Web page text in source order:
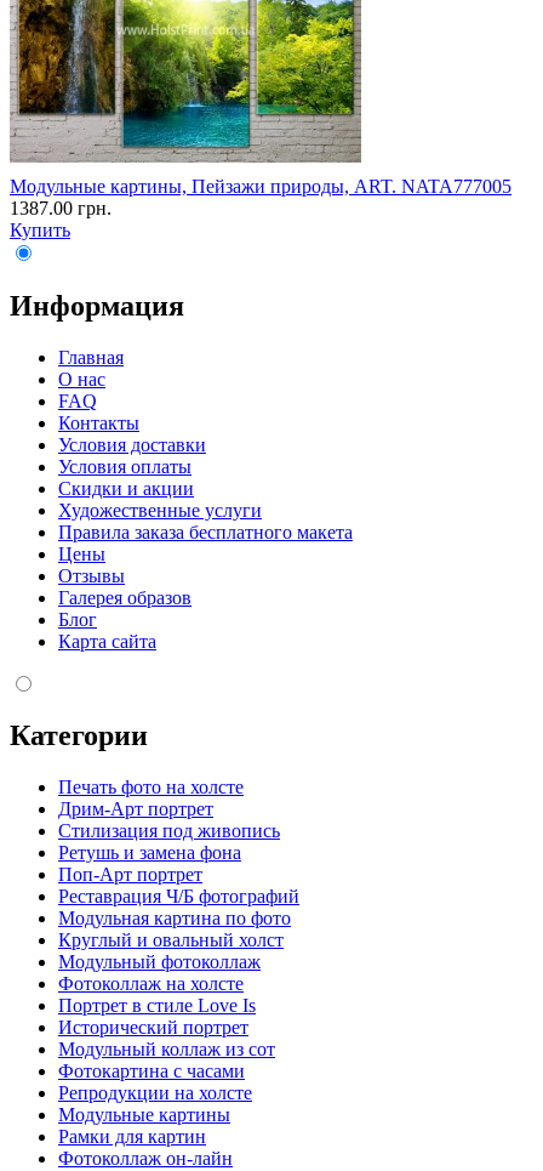
Модульные картины, Пейзажи природы, ART. NATA777005
1387.00 грн.
Купить
Информация
Главная
О нас
FAQ
Контакты
Условия доставки
Условия оплаты
Скидки и акции
Художественные услуги
Правила заказа бесплатного макета
Цены
Отзывы
Галерея образов
Блог
Карта сайта
Категории
Печать фото на холсте
Дрим-Арт портрет
Стилизация под живопись
Ретушь и замена фона
Поп-Арт портрет
Реставрация Ч/Б фотографий
Модульная картина по фото
Круглый и овальный холст
Модульный фотоколлаж
Фотоколлаж на холсте
Портрет в стиле Love Is
Исторический портрет
Модульный коллаж из сот
Фотокартина с часами
Репродукции на холсте
Модульные картины
Рамки для картин
Фотоколлаж он-лайн